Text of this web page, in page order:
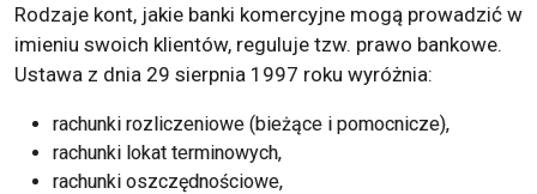
Rodzaje kont, jakie banki komercyjne mogą prowadzić w
imieniu swoich klientów, reguluje tzw. prawo bankowe.
Ustawa z dnia 29 sierpnia 1997 roku wyróżnia:
rachunki rozliczeniowe (bieżące i pomocnicze),
rachunki lokat terminowych,
rachunki oszczędnościowe,